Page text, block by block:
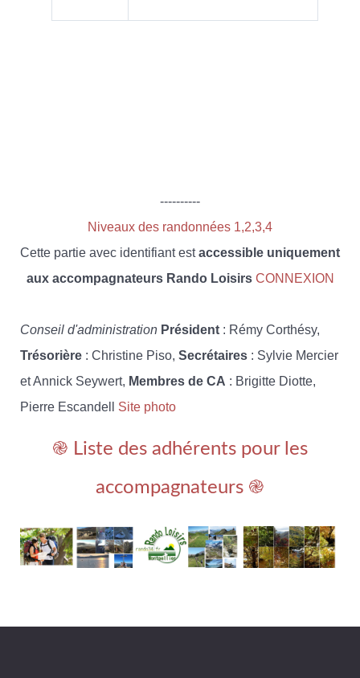
----------
Niveaux des randonnées 1,2,3,4
Cette partie avec identifiant estaccessible uniquement
aux accompagnateurs Rando Loisirs CONNEXION
Conseil d'administration Président : Rémy Corthésy,
Trésorière : Christine Piso, Secrétaires : Sylvie Mercier
et Annick Seywert, Membres de CA : Brigitte Diotte,
Pierre Escandell Site photo
֎ Liste des adhérents pour les
accompagnateurs ֎